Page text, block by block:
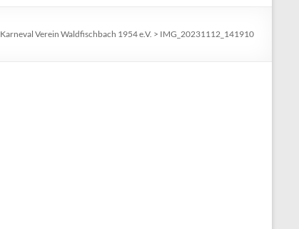
Karneval Verein Waldfischbach 1954 e.V. > IMG_20231112_141910